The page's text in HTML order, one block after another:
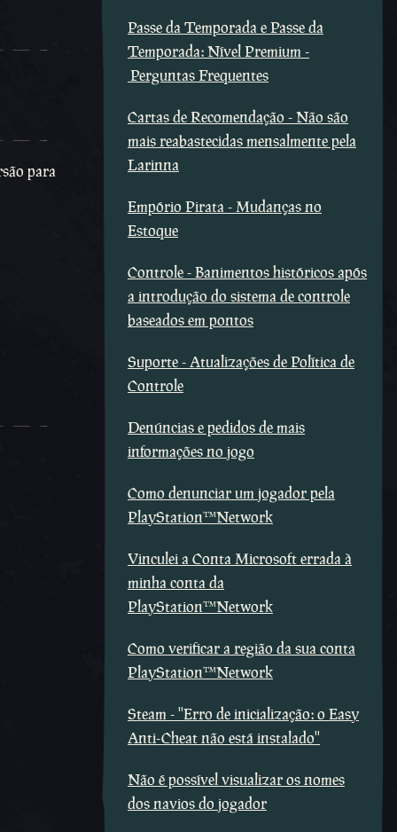
para
Passe da Temporada e Passe da
Temporada: Nível Premium -
Perguntas Frequentes
Cartas de Recomendação - Não são
mais reabastecidas mensalmente pela
Larinna
Empório Pirata - Mudanças no
Estoque
Controle - Banimentos históricos após
a introdução do sistema de controle
baseados em pontos
Suporte - Atualizações de Política de
Controle
Denúncias e pedidos de mais
informações no jogo
Como denunciar um jogador pela
PlayStation™Network
Vinculei a Conta Microsoft errada à
minha conta da
PlayStation™Network
Como verificar a região da sua conta
PlayStation™Network
Steam - ''Erro de inicialização: o Easy
Anti-Cheat não está instalado''
Não é possível visualizar os nomes
dos navios do jogador